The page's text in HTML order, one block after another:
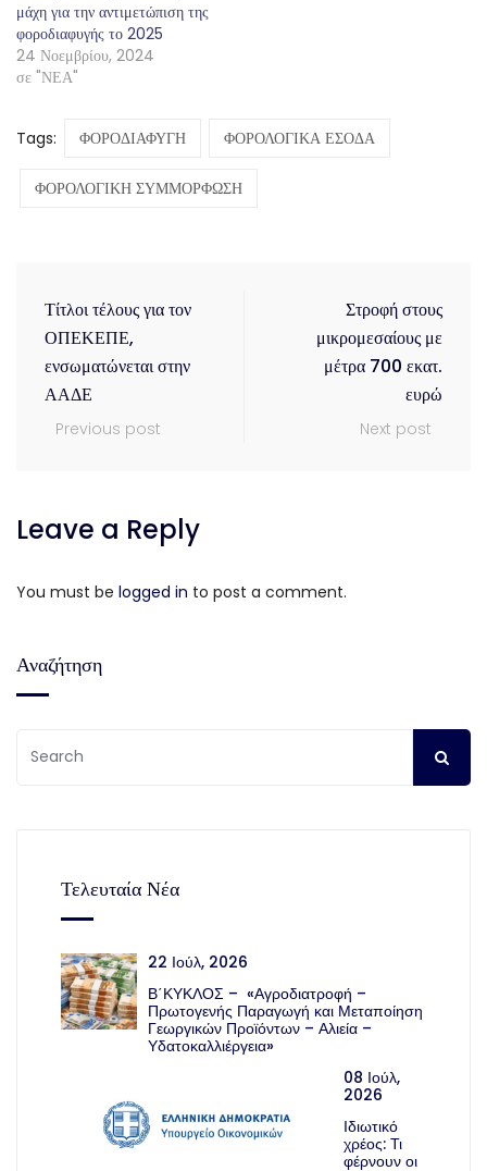
μάχη για την αντιμετώπιση της
φοροδιαφυγής το 2025
24 Νοεμβρίου, 2024
σε "ΝΕΑ"
Tags: ΦΟΡΟΔΙΑΦΥΓΗ ΦΟΡΟΛΟΓΙΚΑ ΕΣΟΔΑ
ΦΟΡΟΛΟΓΙΚΗ ΣΥΜΜΟΡΦΩΣΗ
Τίτλοι τέλους για τον
ΟΠΕΚΕΠΕ,
ενσωματώνεται στην
ΑΑΔΕ
Previous post
Στροφή στους
μικρομεσαίους με
μέτρα 700 εκατ.
ευρώ
Next post
Leave a Reply
You must be logged in to post a comment.
Αναζήτηση
Τελευταία Νέα
22 Ιούλ, 2026
Β΄ΚΥΚΛΟΣ – «Αγροδιατροφή –
Πρωτογενής Παραγωγή και Μεταποίηση
Γεωργικών Προϊόντων – Αλιεία –
Υδατοκαλλιέργεια»
08 Ιούλ,
2026
Ιδιωτικό
χρέος: Τι
φέρνουν οι